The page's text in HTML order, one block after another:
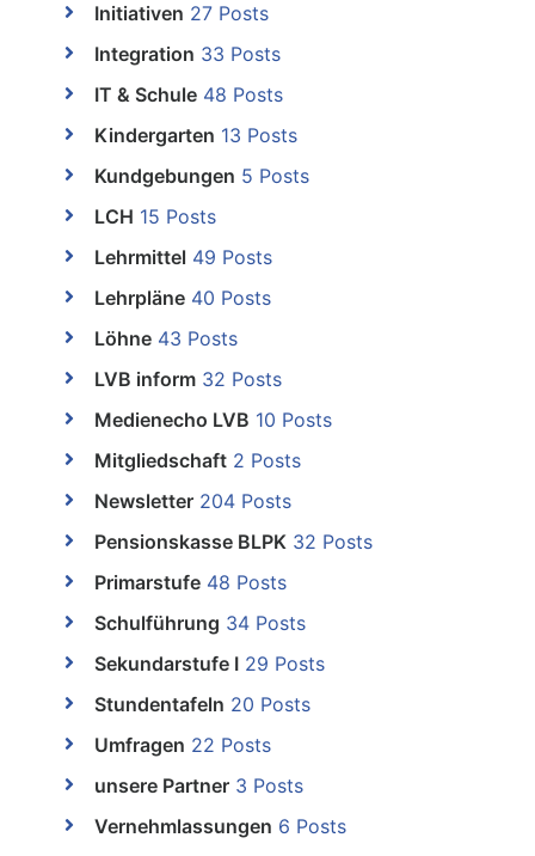
Initiativen 27 Posts
Integration 33 Posts
IT & Schule 48 Posts
Kindergarten 13 Posts
Kundgebungen 5 Posts
LCH 15 Posts
Lehrmittel 49 Posts
Lehrpläne 40 Posts
Löhne 43 Posts
LVB inform 32 Posts
Medienecho LVB 10 Posts
Mitgliedschaft 2 Posts
Newsletter 204 Posts
Pensionskasse BLPK 32 Posts
Primarstufe 48 Posts
Schulführung 34 Posts
Sekundarstufe I 29 Posts
Stundentafeln 20 Posts
Umfragen 22 Posts
unsere Partner 3 Posts
Vernehmlassungen 6 Posts